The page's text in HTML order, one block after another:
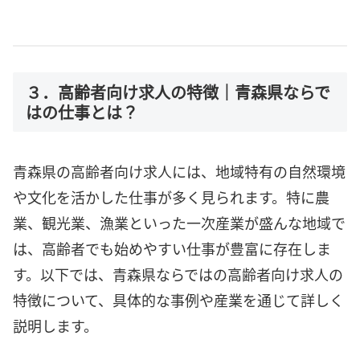
３．高齢者向け求人の特徴｜青森県ならで
はの仕事とは？
青森県の高齢者向け求人には、地域特有の自然環境
や文化を活かした仕事が多く見られます。特に農
業、観光業、漁業といった一次産業が盛んな地域で
は、高齢者でも始めやすい仕事が豊富に存在しま
す。以下では、青森県ならではの高齢者向け求人の
特徴について、具体的な事例や産業を通じて詳しく
説明します。